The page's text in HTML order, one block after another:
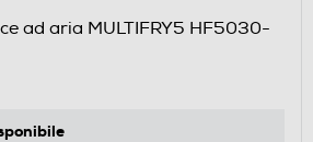
ad aria MULTIFRY5 HF5030-